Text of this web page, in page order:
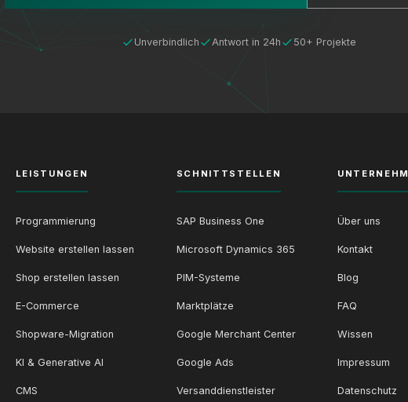
Unverbindlich Antwort in 24h 50+ Projekte
LEISTUNGEN
Programmierung
Website erstellen lassen
Shop erstellen lassen
E-Commerce
Shopware-Migration
KI & Generative AI
CMS
SCHNITTSTELLEN
SAP Business One
Microsoft Dynamics 365
PIM-Systeme
Marktplätze
Google Merchant Center
Google Ads
Versanddienstleister
Über uns
Kontakt
Blog
FAQ
Wissen
Impressum
Datenschutz